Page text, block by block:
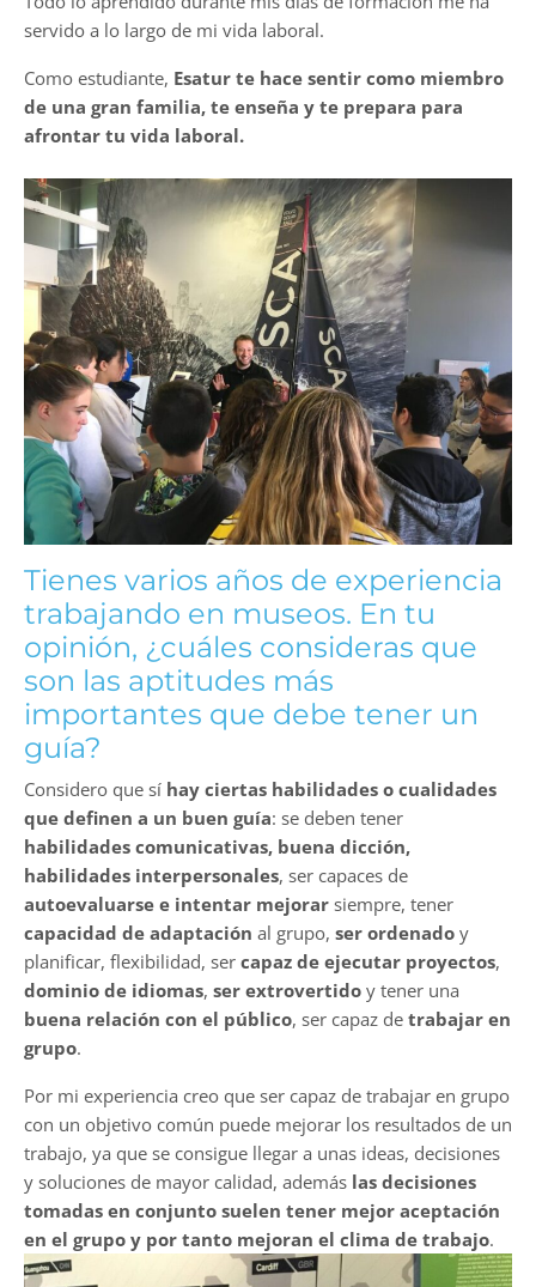
servido a lo largo de mi vida laboral.
Como estudiante, Esatur te hace sentir como miembro
de una gran familia, te enseña y te prepara para
afrontar tu vida laboral.
Tienes varios años de experiencia
trabajando en museos. En tu
opinión, ¿cuáles consideras que
son las aptitudes más
importantes que debe tener un
guía?
Considero que sí hay ciertas habilidades o cualidades
que definen a un buen guía: se deben tener
habilidades comunicativas, buena dicción,
habilidades interpersonales, ser capaces de
autoevaluarse e intentar mejorar siempre, tener
capacidad de adaptación al grupo, ser ordenado y
planificar, flexibilidad, ser capaz de ejecutar proyectos,
dominio de idiomas, ser extrovertido y tener una
buena relación con el público, ser capaz de trabajar en
grupo.
Por mi experiencia creo que ser capaz de trabajar en grupo
con un objetivo común puede mejorar los resultados de un
trabajo, ya que se consigue llegar a unas ideas, decisiones
y soluciones de mayor calidad, además las decisiones
tomadas en conjunto suelen tener mejor aceptación
en el grupo y por tanto mejoran el clima de trabajo.